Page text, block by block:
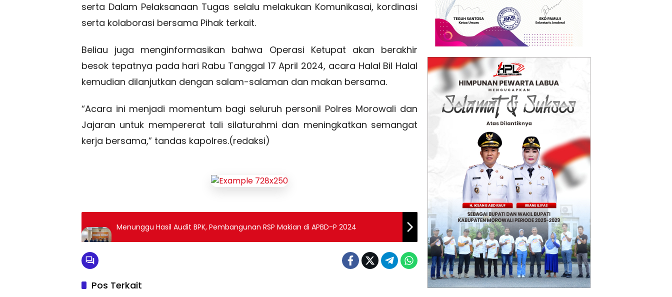
serta Dalam Pelaksanaan Tugas selalu melakukan Komunikasai, kordinasi
serta kolaborasi bersama Pihak terkait.
Beliau juga menginformasikan bahwa Operasi Ketupat akan berakhir
besok tepatnya pada hari Rabu Tanggal 17 April 2024, acara Halal Bil Halal
kemudian dilanjutkan dengan salam-salaman dan makan bersama.
“Acara ini menjadi momentum bagi seluruh personil Polres Morowali dan
Jajaran untuk mempererat tali silaturahmi dan meningkatkan semangat
kerja bersama,” tandas kapolres.(redaksi)
Menunggu Hasil Audit BPK, Pembangunan RSP Makian di APBD-P 2024
Pos Terkait